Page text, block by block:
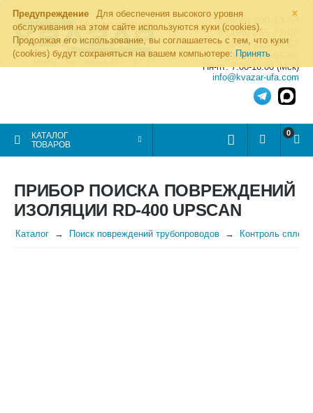
×
Предупреждение
Для обеспечения высокого уровня
обслуживания на этом сайте используются куки (cookies).
Продолжая его использование, вы соглашаетесь с тем, что куки
(cookies) будут сохраняться на вашем компьютере: Принять
8 (800) 700-19-50
8 (495) 255-77-08
8 (347) 225-00-52
8 (986) 963-95-80
Пн-пт: 7.00-16.00 (Мск)
info@kvazar-ufa.com
КАТАЛОГ
ТОВАРОВ
0
ПРИБОР ПОИСКА ПОВРЕЖДЕНИЙ
ИЗОЛЯЦИИ RD-400 UPSCAN
Каталог Поиск повреждений трубопроводов Контроль